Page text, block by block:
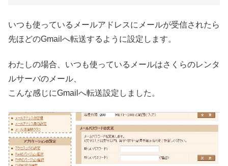
いつも使っているメールアドレスにメールが受信されたら
先ほどのGmailへ転送するように設定します。
わたしの場合、いつも使っているメールはさくらのレンタ
ルサーバのメール、
こんな感じにGmailへ転送設定しました。